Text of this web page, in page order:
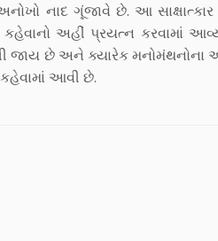
નાદ ગૂંજાવે છે. આ
કહેવાનો અહીં પ્રયત્ન કરવામાં
જાય છે અને ક્યારેક
આવી છે.